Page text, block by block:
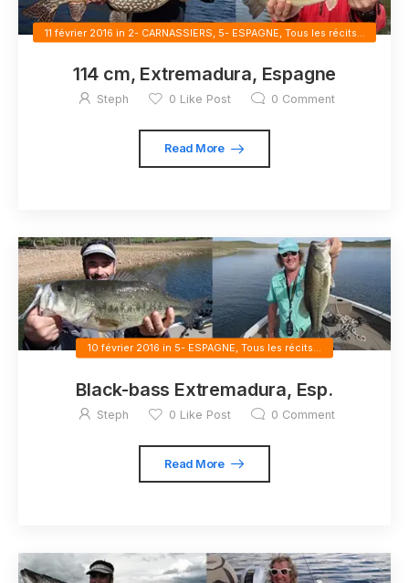
11 février 2016 in 2- CARNASSIERS 5- ESPAGNE Tous les récits...
114 cm, Extremadura, Espagne
Steph 0 Like Post 0 Comment
Read More
10 février 2016 in 5- ESPAGNE, Tous les récits...
Black-bass Extremadura, Esp.
Steph 0 Like Post 0 Comment
Read More